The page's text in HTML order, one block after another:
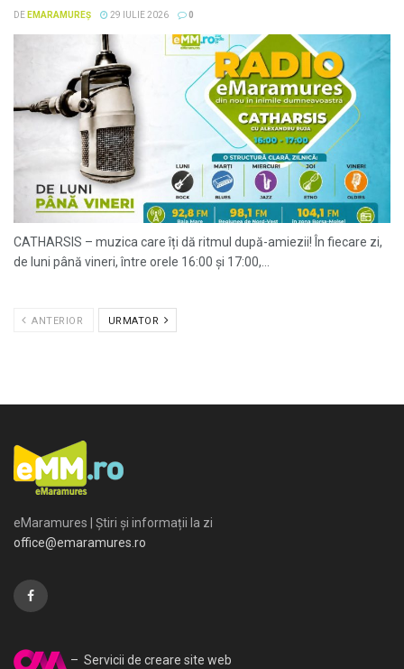
DE EMARAMUREȘ 29 IULIE 2026 0
CATHARSIS – muzica care îți dă ritmul după-amiezii! În fiecare zi,
de luni până vineri, între orele 16:00 și 17:00,...
ANTERIOR URMATOR
eMaramures | Știri și informații la zi
office@emaramures.ro
– Servicii de creare site web